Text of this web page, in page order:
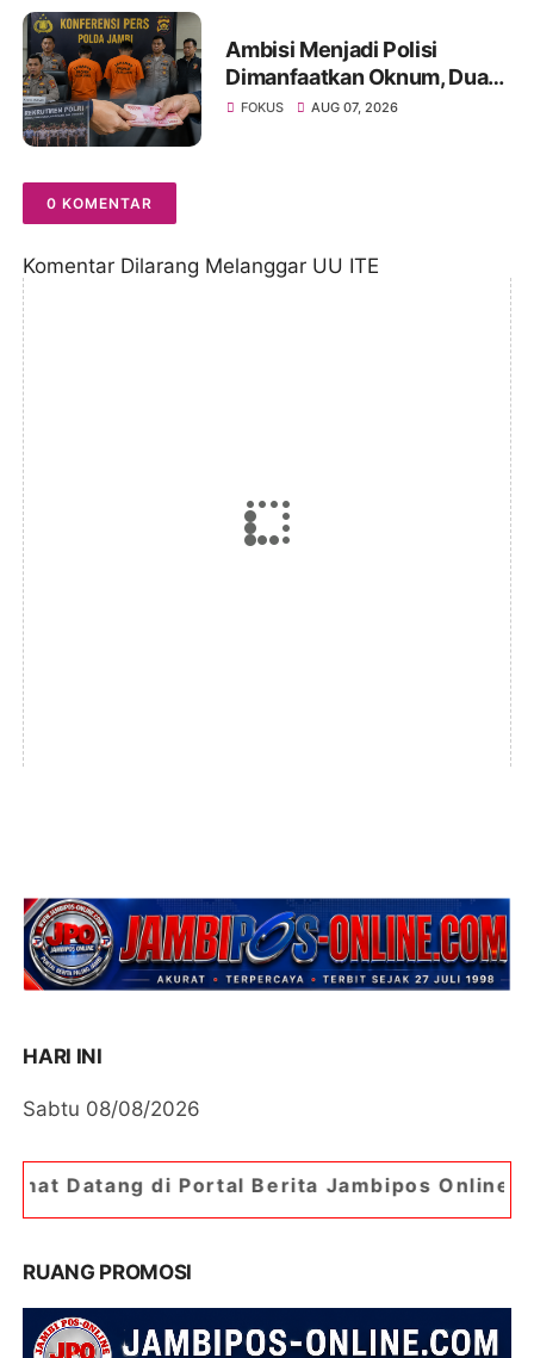
Ambisi Menjadi Polisi
Dimanfaatkan Oknum, Dua
Anggota Polda Jambi Diduga
FOKUS AUG 07, 2026
0 KOMENTAR
Komentar Dilarang Melanggar UU ITE
HARI INI
Sabtu 08/08/2026
Berita Jambipos Online. Portal Berita
RUANG PROMOSI